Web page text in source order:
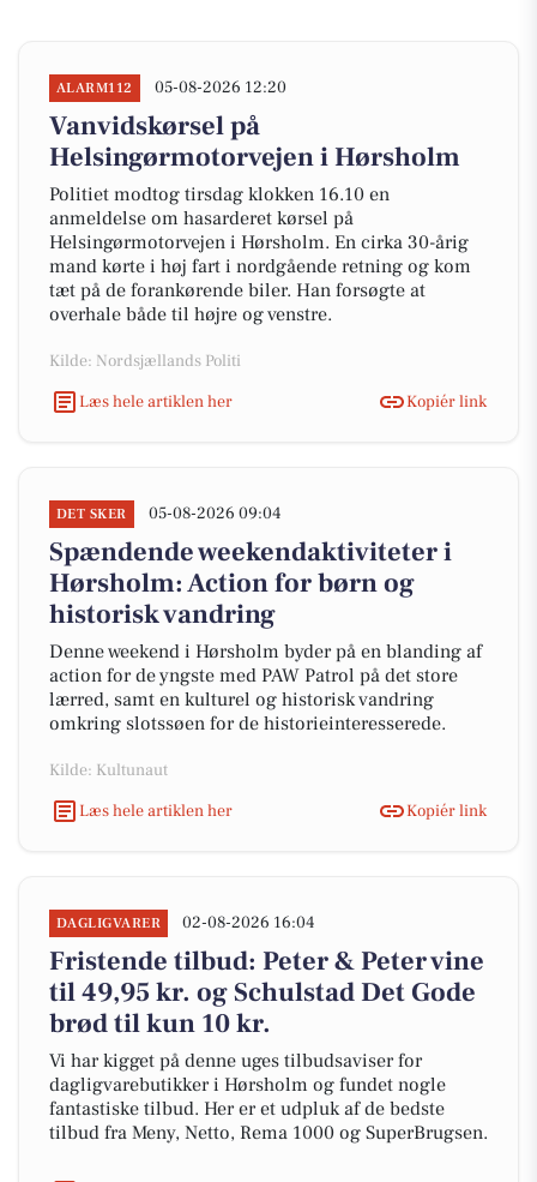
ALARM112 05-08-2026 12:20
Vanvidskørsel på
Helsingørmotorvejen i Hørsholm
Politiet modtog tirsdag klokken 16.10 en
anmeldelse om hasarderet kørsel på
Helsingørmotorvejen i Hørsholm. En cirka 30-årig
mand kørte i høj fart i nordgående retning og kom
tæt på de forankørende biler. Han forsøgte at
overhale både til højre og venstre.
Kilde: Nordsjællands Politi
Læs hele artiklen her
Kopiér link
DET SKER 05-08-2026 09:04
Spændende weekendaktiviteter i
Hørsholm: Action for børn og
historisk vandring
Denne weekend i Hørsholm byder på en blanding af
action for de yngste med PAW Patrol på det store
lærred, samt en kulturel og historisk vandring
omkring slotssøen for de historieinteresserede.
Kilde: Kultunaut
Læs hele artiklen her
Kopiér link
DAGLIGVARER 02-08-2026 16:04
Fristende tilbud: Peter & Peter vine
til 49,95 kr. og Schulstad Det Gode
brød til kun 10 kr.
Vi har kigget på denne uges tilbudsaviser for
dagligvarebutikker i Hørsholm og fundet nogle
fantastiske tilbud. Her er et udpluk af de bedste
tilbud fra Meny, Netto, Rema 1000 og SuperBrugsen.